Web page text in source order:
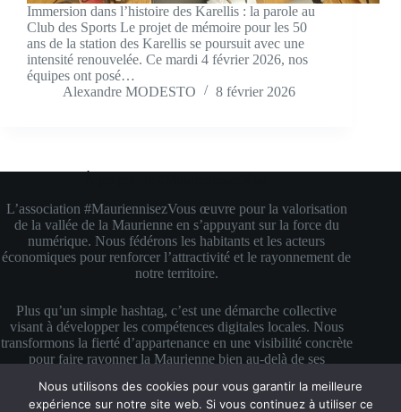
Immersion dans l’histoire des Karellis : la parole au
Club des Sports Le projet de mémoire pour les 50
ans de la station des Karellis se poursuit avec une
intensité renouvelée. Ce mardi 4 février 2026, nos
équipes ont posé…
Alexandre MODESTO
8 février 2026
L’association #MauriennisezVous œuvre pour la valorisation
de la vallée de la Maurienne en s’appuyant sur la force du
numérique. Nous fédérons les habitants et les acteurs
économiques pour renforcer l’attractivité et le rayonnement de
notre territoire.
Plus qu’un simple hashtag, c’est une démarche collective
visant à développer les compétences digitales locales. Nous
transformons la fierté d’appartenance en une visibilité concrète
pour faire rayonner la Maurienne bien au-delà de ses
Copyright © 2026 #MauriennisezVous — Propulsé avec
amour et de la mauriennite ♥
Nous utilisons des cookies pour vous garantir la meilleure
expérience sur notre site web. Si vous continuez à utiliser ce